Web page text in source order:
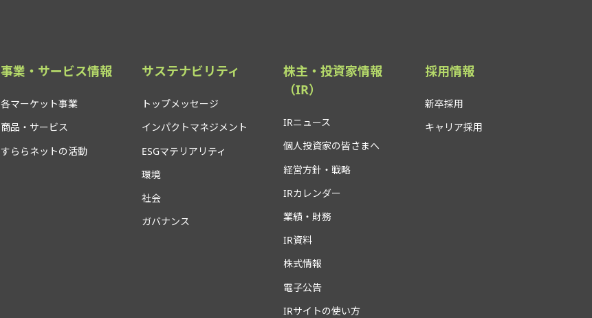
事業・サービス情報
各マーケット事業
商品・サービス
すららネットの活動
サステナビリティ
トップメッセージ
インパクトマネジメント
ESGマテリアリティ
環境
社会
ガバナンス
株主・投資家情報
（IR）
IRニュース
個人投資家の皆さまへ
経営方針・戦略
IRカレンダー
業績・財務
IR資料
株式情報
電子公告
IRサイトの使い方
採用情報
新卒採用
キャリア採用